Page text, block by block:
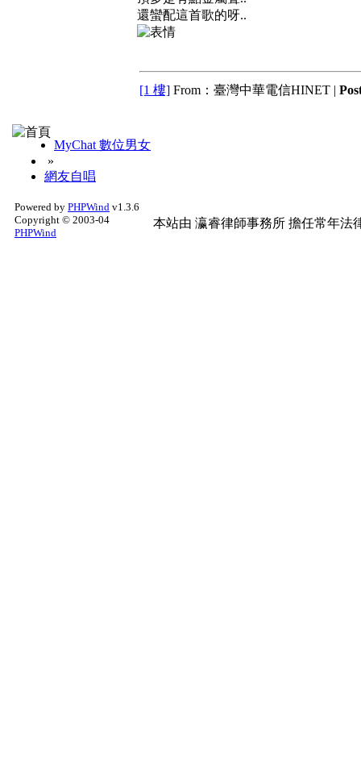
還蠻配這首歌的呀..
[1 樓] From：臺灣中華電信HINET |
MyChat 數位男女
»
網友自唱
Powered by PHPWind v1.3.6
Copyright © 2003-04
PHPWind
本站由 瀛睿律師事務所 擔任常年法